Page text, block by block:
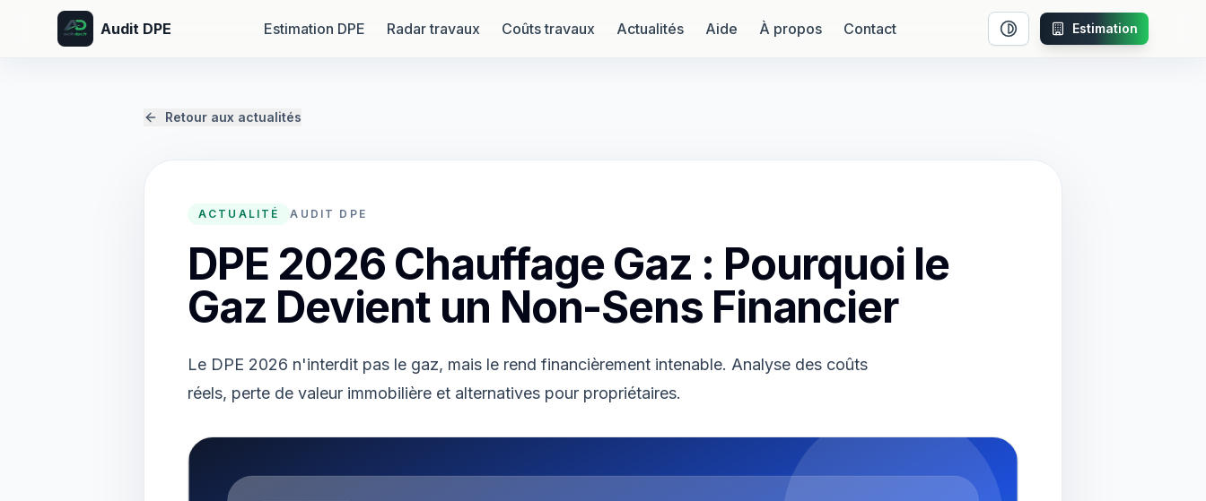
Audit DPE Estimation DPE Radar travaux Coûts travaux Actualités Aide À propos Contact Activer le mode contraste
Estimation
Retour aux actualités
ACTUALITÉ AUDIT DPE
DPE 2026 Chauffage Gaz : Pourquoi le
Gaz Devient un Non-Sens Financier
Le DPE 2026 n'interdit pas le gaz, mais le rend financièrement intenable. Analyse des coûts
réels, perte de valeur immobilière et alternatives pour propriétaires.